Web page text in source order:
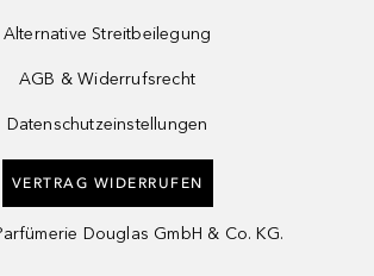
Alternative Streitbeilegung
AGB & Widerrufsrecht
Datenschutzeinstellungen
VERTRAG WIDERRUFEN
Douglas GmbH & Co. KG.